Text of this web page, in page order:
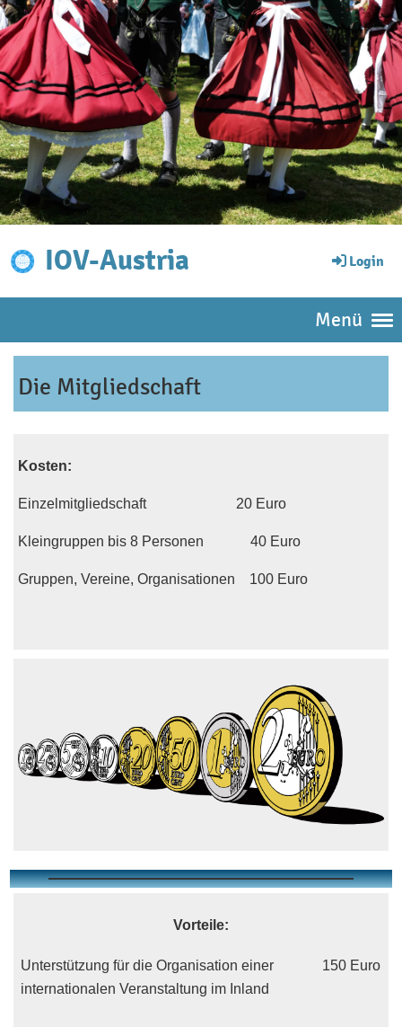
IOV-Austria Login
Menü
Die Mitgliedschaft
Kosten:
Einzelmitgliedschaft 20 Euro
Kleingruppen bis 8 Personen 40 Euro
Gruppen, Vereine, Organisationen 100 Euro
Vorteile:
Unterstützung für die Organisation einer
150 Euro
internationalen Veranstaltung im Inland